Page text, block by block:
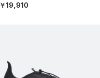
￥19,910